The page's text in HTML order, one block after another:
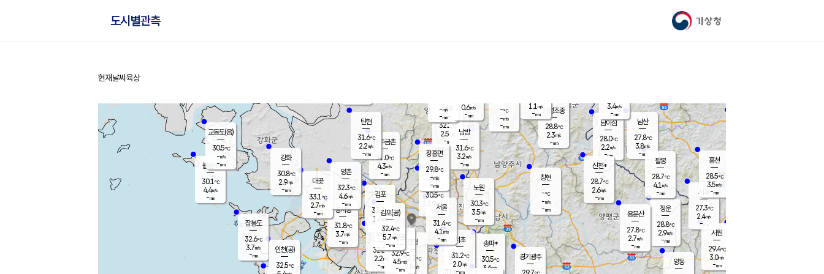
기상청
도시별관측
홈
현재날씨 육상
남이섬
28.0℃
2.2m/s
-mm
볼음도
30.1℃
4.4m/s
-mm
양주
32.2℃
2.5
-mm
과천
31.4℃
남산
27.8℃
3.8m/s
-mm
장봉도
32.6℃
3.7m/s
-mm
청운
28.8℃
2.9m/s
-mm
팔봉
28.7℃
4.1 m/s
-mm
양동
경기광주
3.4m/s
-mm
경서동
31.8℃
3.7m/s
-mm
파주금촌
31.0℃
4.3m/s
-mm
가평조종
28.8℃
2.3m/s
-mm
-℃
-m/s
-mm
대곶
33.1℃
2.7m/s
-mm
신천*
28.7℃
2.6m/s
-mm
창현
-℃
-m/s
-mm
탄현
31.6℃
2.2m/s
-mm
1.1 m/s
-mm
김포
33.7℃
1.6 m/s
mm
광명
32.3 ℃
2.8 m/s
부천
32.2℃
2.2m/s
-mm
양촌
32.3℃
4.6m/s
-mm
구로
32.9℃
4.5m/s
-mm
은평
30.5℃
2.9 m/s
- mm
노원
30.3℃
3.5m/s
-mm
송파*
30.5℃
3.6m/s
서초
31.2℃
2.0m/s
-mm
남방
31.6℃
3.2m/s
-mm
장흥면
29.8℃
-m/s
-mm
-m/s
-mm
시동
27.3℃
2.4m/s
- mm
서원
29.4℃
3.0m/s
-mm
용문산
27.8℃
2.7m/s
-mm
홍천
28.5℃
3.5m/s
-mm
강화
30.8℃
2.9m/s
-mm
인천(공)
32.5℃
김포(공)
32.4℃
5.7m/s
-mm
서울
31.4℃
4.1 m/s
-mm
0.6m/s
-mm
교동도(음)
30.5℃
-m/s
-mm